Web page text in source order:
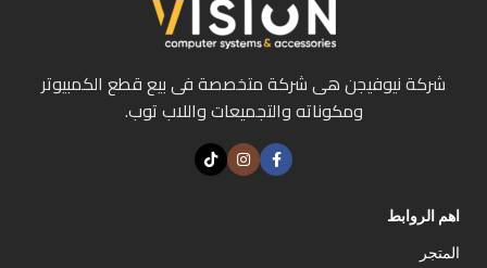
شركة نيوفيجن هى شركة متخصصة فى بيع قطع الكمبيوتر
ومكوناته والتجميعات واللاب توب.
اهم الروابط
المتجر